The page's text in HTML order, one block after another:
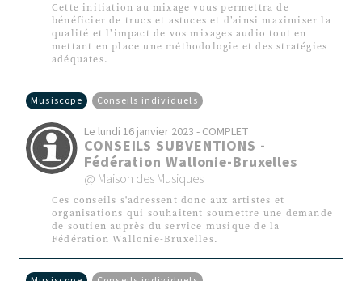
Cette initiation au mixage vous permettra de
bénéficier de trucs et astuces et d’ainsi maximiser la
qualité et l’impact de vos mixages audio tout en
mettant en place une méthodologie et des stratégies
adéquates.
Musiscope Conseils individuels
Le lundi 16 janvier 2023 - COMPLET
CONSEILS SUBVENTIONS -
Fédération Wallonie-Bruxelles
@ Maison des Musiques
Ces conseils s'adressent donc aux artistes et
organisations qui souhaitent soumettre une demande
de soutien auprès du service musique de la
Fédération Wallonie-Bruxelles.